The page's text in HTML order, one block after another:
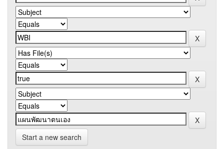
Start a new search